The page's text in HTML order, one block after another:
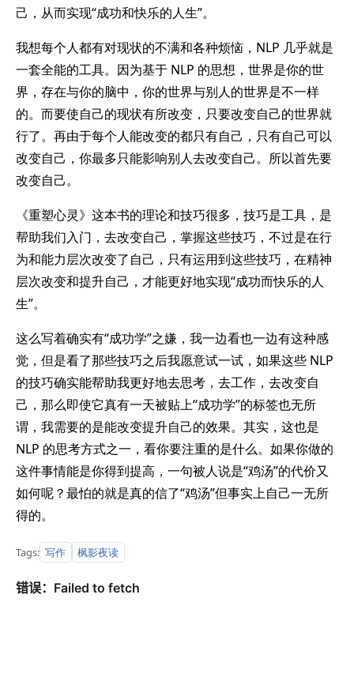
己，从而实现“成功和快乐的人生”。
我想每个人都有对现状的不满和各种烦恼，NLP 几乎就是
一套全能的工具。因为基于 NLP 的思想，世界是你的世
界，存在与你的脑中，你的世界与别人的世界是不一样
的。而要使自己的现状有所改变，只要改变自己的世界就
行了。再由于每个人能改变的都只有自己，只有自己可以
改变自己，你最多只能影响别人去改变自己。所以首先要
改变自己。
《重塑心灵》这本书的理论和技巧很多，技巧是工具，是
帮助我们入门，去改变自己，掌握这些技巧，不过是在行
为和能力层次改变了自己，只有运用到这些技巧，在精神
层次改变和提升自己，才能更好地实现“成功而快乐的人
生”。
这么写着确实有“成功学”之嫌，我一边看也一边有这种感
觉，但是看了那些技巧之后我愿意试一试，如果这些 NLP
的技巧确实能帮助我更好地去思考，去工作，去改变自
己，那么即使它真有一天被贴上“成功学”的标签也无所
谓，我需要的是能改变提升自己的效果。其实，这也是
NLP 的思考方式之一，看你要注重的是什么。如果你做的
这件事情能是你得到提高，一句被人说是“鸡汤”的代价又
如何呢？最怕的就是真的信了“鸡汤”但事实上自己一无所
得的。
Tags: 写作 枫影夜读